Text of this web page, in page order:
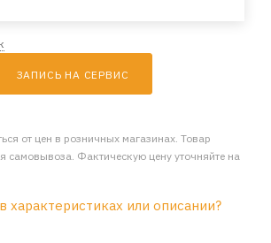
ЗАПИСЬ НА СЕРВИС
от цен в розничных магазинах. Товар
самовывоза. Фактическую цену уточняйте на
характеристиках или описании?